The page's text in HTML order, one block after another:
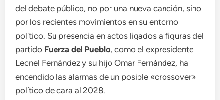
del debate público, no por una nueva canción, sino
por los recientes movimientos en su entorno
político. Su presencia en actos ligados a figuras del
partido Fuerza del Pueblo, como el expresidente
Leonel Fernández y su hijo Omar Fernández, ha
encendido las alarmas de un posible «crossover»
político de cara al 2028.